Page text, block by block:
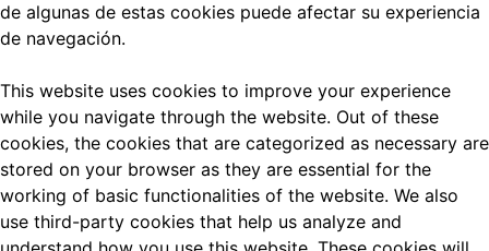
de algunas de estas cookies puede afectar su experiencia
de navegación.
This website uses cookies to improve your experience
while you navigate through the website. Out of these
cookies, the cookies that are categorized as necessary are
stored on your browser as they are essential for the
working of basic functionalities of the website. We also
use third-party cookies that help us analyze and